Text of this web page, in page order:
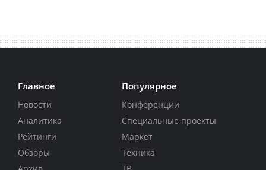
Главное
Новости
Аналитика
Рейтинги
Обзоры
Популярное
Конференции
Специальные проекты
Маркет
Техника